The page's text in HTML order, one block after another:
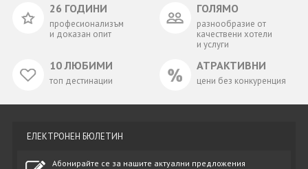
26 ГОДИНИ
професионализъм
и доказан опит
ГОЛЯМО
разнообразие от
качествени хотели
и услуги
10 ЛЮБИМИ
топ дестинации
АТРАКТИВНИ
цени без конкуренция
ЕЛЕКТРОНЕН БЮЛЕТИН
Абонирайте се за нашите актуални предложения